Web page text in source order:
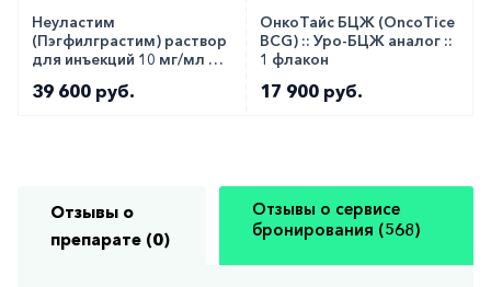
Неуластим
(Пэгфилграстим) раствор
для инъекций 10 мг/мл 0,6
39 600 руб.
ОнкоТайс БЦЖ (OncoTice
BCG) :: Уро-БЦЖ аналог ::
1 флакон
17 900 руб.
Отзывы о
препарате (0)
Отзывы о сервисе
бронирования (568)